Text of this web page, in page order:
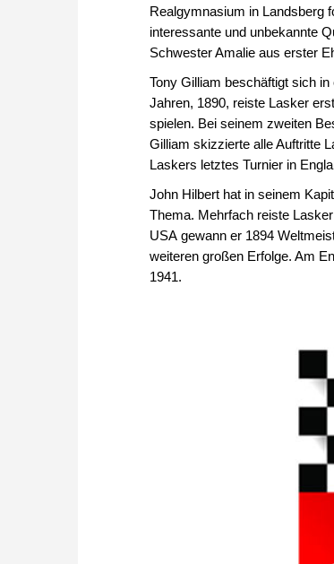
Realgymnasium in Landsberg
interessante und unbekannte
Schwester Amalie aus erster
Tony Gilliam beschäftigt sich
Jahren, 1890, reiste Lasker
spielen. Bei seinem zweiten
Gilliam skizzierte alle Auftritte
Laskers letztes Turnier in
John Hilbert hat in seinem
Thema. Mehrfach reiste
USA gewann er 1894
weiteren großen Erfolge. Am
1941.